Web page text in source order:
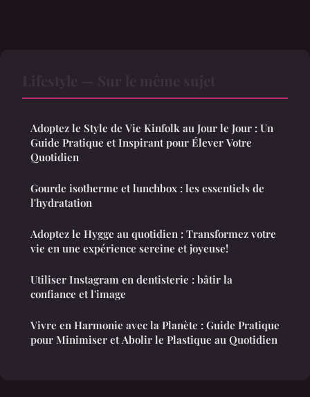
Adoptez le Style de Vie Kinfolk au Jour le Jour : Un
Guide Pratique et Inspirant pour Élever Votre
Quotidien
Gourde isotherme et lunchbox : les essentiels de
l'hydratation
Adoptez le Hygge au quotidien : Transformez votre
vie en une expérience sereine et joyeuse!
Utiliser Instagram en dentisterie : bâtir la
confiance et l'image
Vivre en Harmonie avec la Planète : Guide Pratique
pour Minimiser et Abolir le Plastique au Quotidien